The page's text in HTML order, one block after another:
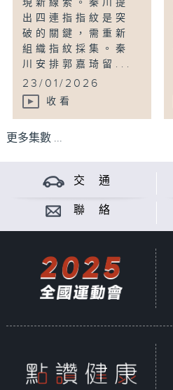
現新線索。秦川提
出四連指指紋是突
破的關鍵，需重新
組織指紋採集。秦
川安排郭嘉琦留...
23/01/2026
收看
更多集數 ...
交 通
聯 絡